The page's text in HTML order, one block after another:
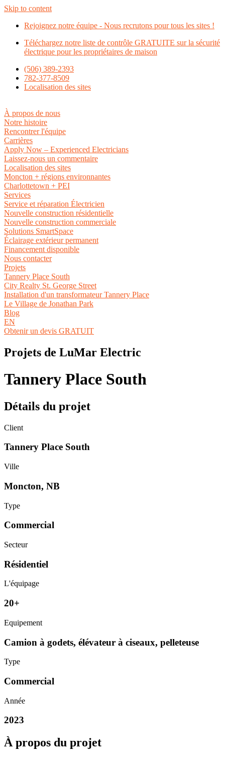
Skip to content
Rejoignez notre équipe - Nous recrutons pour tous les sites !
Téléchargez notre liste de contrôle GRATUITE sur la sécurité
électrique pour les propriétaires de maison
(506) 389-2393
782-377-8509
Localisation des sites
À propos de nous
Notre histoire
Rencontrer l'équipe
Carrières
Apply Now – Experienced Electricians
Laissez-nous un commentaire
Localisation des sites
Moncton + régions environnantes
Charlottetown + PEI
Services
Service et réparation Électricien
Nouvelle construction résidentielle
Nouvelle construction commerciale
Solutions SmartSpace
Éclairage extérieur permanent
Financement disponible
Nous contacter
Projets
Tannery Place South
City Realty St. George Street
Installation d'un transformateur Tannery Place
Le Village de Jonathan Park
Blog
EN
Obtenir un devis GRATUIT
Projets de LuMar Electric
Tannery Place South
Détails du projet
Client
Tannery Place South
Ville
Moncton, NB
Type
Commercial
Secteur
Résidentiel
L'équipage
20+
Equipement
Camion à godets, élévateur à ciseaux, pelleteuse
Type
Commercial
Année
2023
À propos du projet